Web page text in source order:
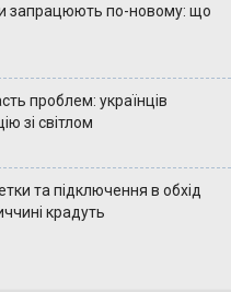
запрацюють по-новому: що
проблем: українців
зі світлом
та підключення в обхід
крадуть